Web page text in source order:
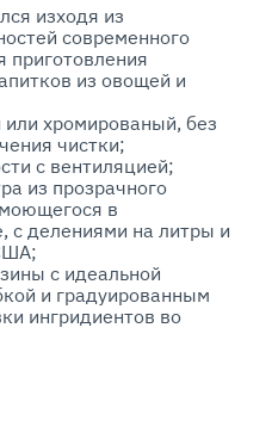
изходя из
современного
приготовления
из овощей и
хромированый, без
чистки;
с вентиляцией;
из прозрачного
в
с делениями на литры и
с идеальной
и градуированным
ингридиентов во
шума.